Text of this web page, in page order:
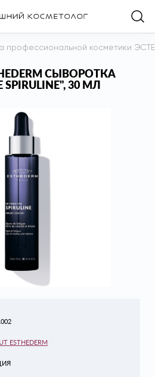
профессиональной косметики
СЫВОРОТКА
SPIRULINE", 30 МЛ
ESTHEDERM